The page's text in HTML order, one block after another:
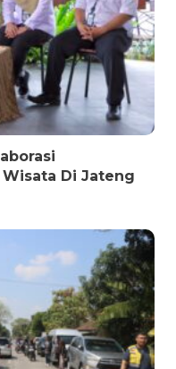
Wisata Di Jateng